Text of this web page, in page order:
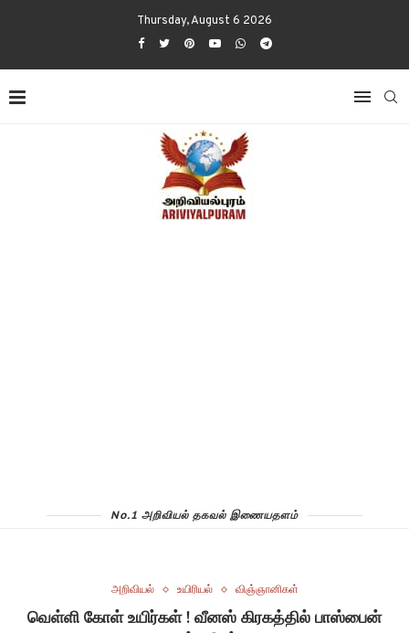
Thursday, August 6 2026
No.1 அறிவியல் தகவல் இணையதளம்
அறிவியல் உயிரியல் விஞ்ஞானிகள்
வெள்ளி கோள் உயிர்கள் ! வீனஸ் கிரகத்தில் பாஸ்பைன்